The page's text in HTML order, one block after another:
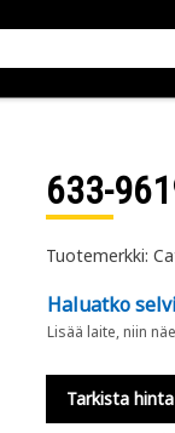
633-
Tuotemerkki:
Haluatko
Lisää laite, niin
Tarkista hinta